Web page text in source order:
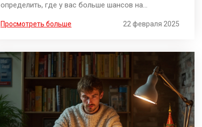
определить, где у вас больше шансов на
полезных советов по улучшению кредитного
банки при выдаче кредитных карт и как можно
повысить свои шансы на успешное одобрение.
Просмотреть больше 22 февраля 2025